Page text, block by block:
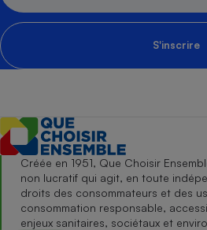
S'inscrire
Créée en 1951, Que Choisir
non lucratif qui agit, en toute
droits des consommateurs et des
consommation responsable,
enjeux sanitaires, sociétaux et